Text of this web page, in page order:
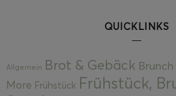
QUICKLINKS
Allgemein Brot & Gebäck
More Frühstück Frühstück,